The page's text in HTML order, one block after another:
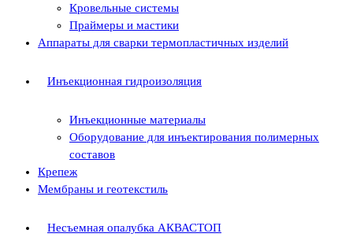
Кровельные системы
Праймеры и мастики
Аппараты для сварки термопластичных изделий
Инъекционная гидроизоляция
Инъекционные материалы
Оборудование для инъектирования полимерных
составов
Крепеж
Мембраны и геотекстиль
Несъемная опалубка АКВАСТОП